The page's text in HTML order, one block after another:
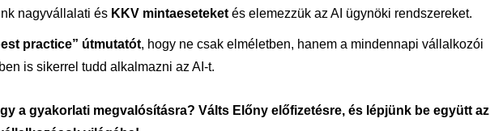
nagyvállalati és KKV mintaeseteketés elemezzük az AI ügynöki rendszereket.
practice” útmutatót, hogy ne csak elméletben, hanem a mindennapi vállalkozói
is sikerrel tudd alkalmazni az AI-t.
a gyakorlati megvalósításra? Válts Előny előfizetésre, és lépjünk be együtt az